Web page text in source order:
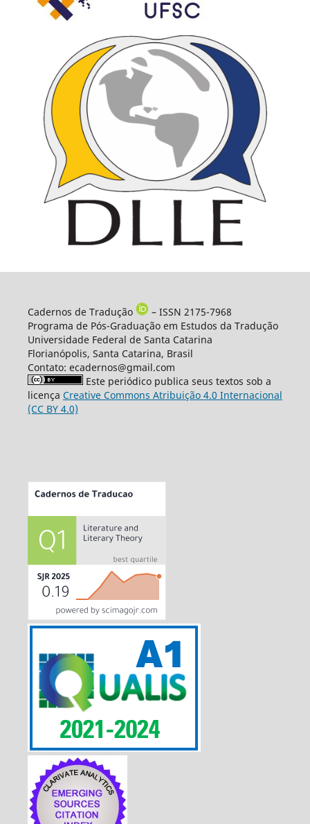
Cadernos de Tradução
– ISSN 2175-7968
Programa de Pós-Graduação em Estudos da Tradução
Universidade Federal de Santa Catarina
Florianópolis, Santa Catarina, Brasil
Contato: ecadernos@gmail.com
Este periódico publica seus textos sob a
licença Creative Commons Atribuição 4.0 Internacional
(CC BY 4.0)